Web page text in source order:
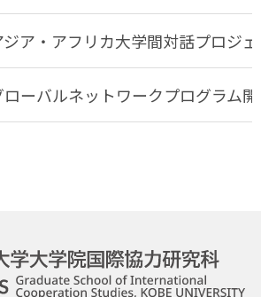
ジア・アフリカ大学間対話プロジ
ローバルネットワークプログラム